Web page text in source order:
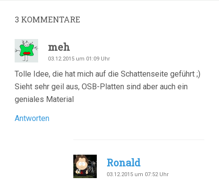
3 KOMMENTARE
meh
03.12.2015 um 01:09 Uhr
Tolle Idee, die hat mich auf die Schattenseite geführt ;)
Sieht sehr geil aus, OSB-Platten sind aber auch ein
geniales Material
Antworten
Ronald
03.12.2015 um 07:52 Uhr